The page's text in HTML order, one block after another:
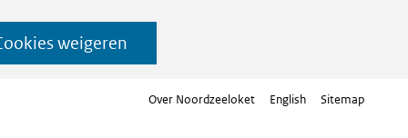
weigeren
Over Noordzeeloket English Sitemap